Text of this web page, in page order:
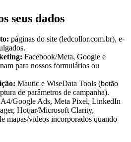
seus dados
páginas do site (ledcollor.com.br), e-
Facebook/Meta, Google e
para nossos formulários ou
Mautic e WiseData Tools (botão
de parâmetros de campanha).
Google Ads, Meta Pixel, LinkedIn
Hotjar/Microsoft Clarity,
mapas/vídeos incorporados quando